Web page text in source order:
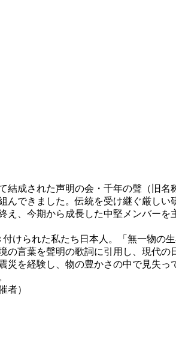
成された声明の会・千年の聲（旧名
できました。伝統を受け継ぐ厳し
、今期から成長した中堅メンバーを
けられた私たち日本人。「無一物の
言葉を聲明の歌詞に引用し、現代の
を経験し、物の豊かさの中で見失っ
者）